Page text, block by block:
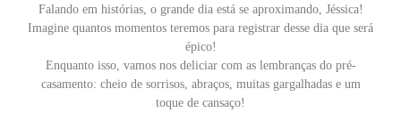
Falando em histórias, o grande dia está se aproximando, Jéssica!
Imagine quantos momentos teremos para registrar desse dia que será
épico!
Enquanto isso, vamos nos deliciar com as lembranças do pré-
casamento: cheio de sorrisos, abraços, muitas gargalhadas e um
toque de cansaço!